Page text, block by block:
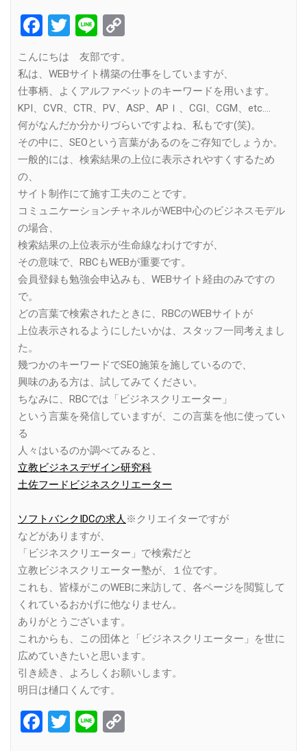
Facebook
Twitter
Line
こんにちは 友部です。
私は、WEBサイト構築の仕事をしていますが、
仕事柄、よくアルファベットのキーワードを用います。
KPI、CVR、CTR、PV、ASP、APＩ、CGI、CGM、etc….
何がなんだか分かりづらいですよね、私もです(笑)。
その中に、SEOという言葉があるのをご存知でしょうか。
一般的には、検索結果の上位に表示されやすくするため
の、
サイト制作にて施す工夫のことです。
コミュニケーションチャネルがWEB中心のビジネスモデル
の場合、
検索結果の上位表示が生命線なわけですが、
その意味で、RBCもWEBが重要です。
会員登録も勉強会申込みも、WEBサイト経由のみですの
で。
どの言葉で検索されたときに、RBCのWEBサイトが
上位表示されるようにしたいかは、スタッフ一同考えまし
た。
幾つかのキーワードでSEO施策を施しているので、
興味のある方は、試してみてください。
ちなみに、RBCでは「ビジネスクリエーター」
という言葉を発信していますが、この言葉を他に使ってい
る
人々はいるのか調べてみると、
立教ビジネスデザイン研究科
土佐フードビジネスクリエーター
ソフトバンクIDCの求人 ※クリエイターですが
などがありますが、
「ビジネスクリエーター」で検索だと
立教ビジネスクリエーター塾が、１位です。
これも、皆様がこのWEBに来訪して、各ページを閲覧して
くれているおかげに他なりません。
ありがとうございます。
これからも、この団体と「ビジネスクリエーター」を世に
広めていきたいと思います。
引き続き、よろしくお願いします。
明日は樋口くんです。
Facebook
Twitter
Line